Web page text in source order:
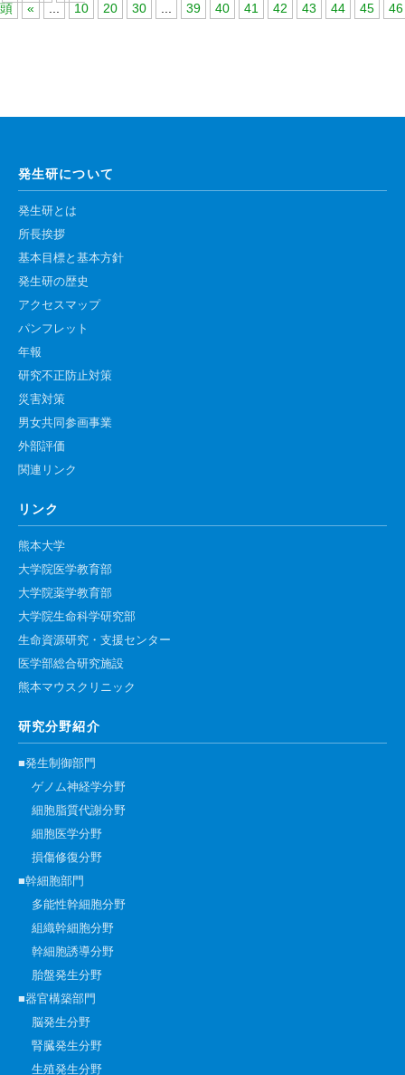
ゲノム神経学分野
組織幹細胞分野
幹細胞誘導分野
胎盤発生分野
脳発生分野
腎臓発生分野
筋発生再生分野
入学・求人案内
入学者案内
求人案内
リエゾンラボLILAについて
リエゾンラボ利用申込み
組織標本作製・HE染色
質量分析
高速シーケンサー解析
共通実験室・培養室利用
バイオインフォマティクス
研究試料供給
In situ hybridization
予 約
共通機器予約
カンファレンス・ルーム予約
大判プリンター予約
頭
« 10 20 30 39 40 41 42 43 44 45 46
発生研について
発生研とは
所長挨拶
基本目標と基本方針
発生研の歴史
アクセスマップ
パンフレット
年報
研究不正防止対策
災害対策
男女共同参画事業
外部評価
関連リンク
リンク
熊本大学
大学院医学教育部
大学院薬学教育部
大学院生命科学研究部
生命資源研究・支援センター
医学部総合研究施設
熊本マウスクリニック
研究分野紹介
■発生制御部門
ゲノム神経学分野
細胞脂質代謝分野
細胞医学分野
損傷修復分野
■幹細胞部門
多能性幹細胞分野
組織幹細胞分野
幹細胞誘導分野
胎盤発生分野
■器官構築部門
脳発生分野
腎臓発生分野
生殖発生分野